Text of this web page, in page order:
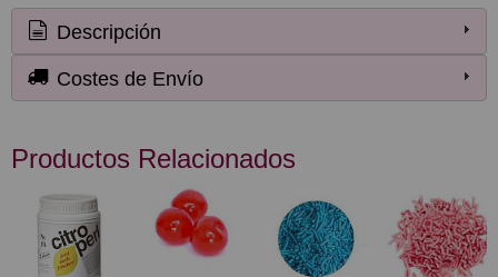
Descripción
Costes de Envío
Productos Relacionados